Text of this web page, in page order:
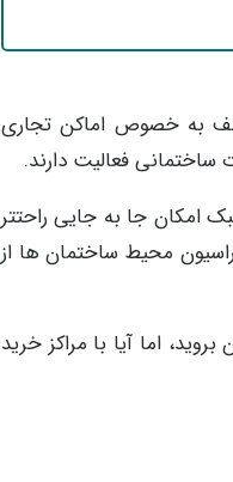
به خصوص اماکن تجاری
امکان جا به جایی راحتتر
محیط ساختمان ها از
اما آیا با مراکز خرید